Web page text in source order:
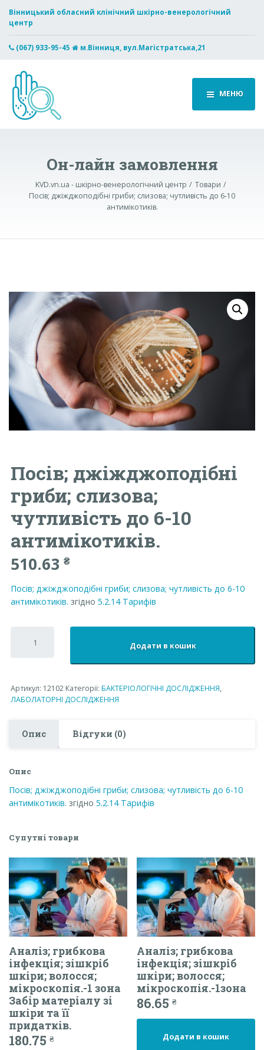
Вінницький обласний клінічний шкірно-венерологічний
центр
(067) 933-95-45 м.Вінниця, вул.Магістратська,21
МЕНЮ
Он-лайн замовлення
KVD.vn.ua - шкірно-венерологічний центр
Товари
Посів; джіжджоподібні гриби; слизова; чутливість до 6-10
антимікотиків.
Посів; джіжджоподібні
гриби; слизова;
чутливість до 6-10
антимікотиків.
510.63 ₴
Посів; джіжджоподібні гриби; слизова; чутливість до 6-10
антимікотиків. згідно 5.2.14 Тарифів
джіжджоподібні
до
6-
кількість
Додати в кошик
Артикул: 12102 Категорії: БАКТЕРІОЛОГІЧНІ ДОСЛІДЖЕННЯ,
ЛАБОЛАТОРНІ ДОСЛІДЖЕННЯ
Опис Відгуки (0)
Опис
Посів; джіжджоподібні гриби; слизова; чутливість до 6-10
антимікотиків. згідно 5.2.14 Тарифів
Супутні товари
Аналіз; грибкова
інфекція; зішкріб
шкіри; волосся;
мікроскопія.-1 зона
Забір матеріалу зі
шкіри та її
придатків.
180.75 ₴
Аналіз; грибкова
інфекція; зішкріб
шкіри; волосся;
мікроскопія.-1зона
86.65₴
Додати в кошик